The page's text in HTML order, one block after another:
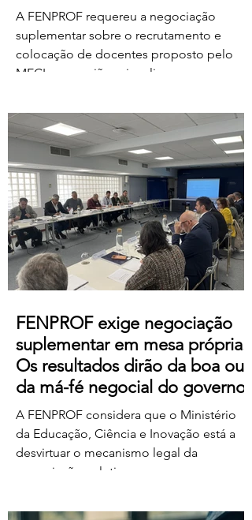
A FENPROF requereu a negociação
suplementar sobre o recrutamento e
colocação de docentes proposto pelo
MECI e a reunião vai realizar-se na
17 horas. No dia seguinte, a FENPROF
realiza o habitual plenário online de
esclarecimento aos professores e
educadores. Para aceder ao plenário,
basta clicar no link a partir das 17 horas de
sexta-feira, dia 7 de agosto:
https://us06web.zoom.us/j/85736793433
FENPROF exige negociação
suplementar em mesa própria.
Os resultados dirão da boa ou
da má-fé negocial do governo
A FENPROF considera que o Ministério
da Educação, Ciência e Inovação está a
desvirtuar o mecanismo legal da
negociação coletiva ao convocar uma
organizações sindicais,